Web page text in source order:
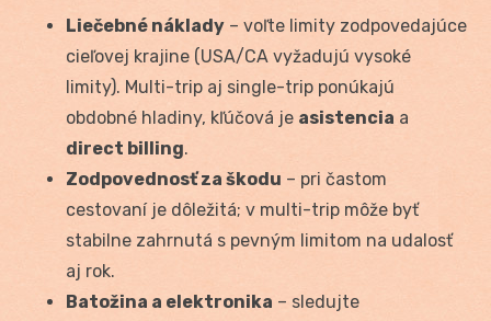
Liečebné náklady – voľte limity zodpovedajúce
cieľovej krajine (USA/CA vyžadujú vysoké
limity). Multi-trip aj single-trip ponúkajú
obdobné hladiny, kľúčová je asistencia a
direct billing.
Zodpovednosť za škodu – pri častom
cestovaní je dôležitá; v multi-trip môže byť
stabilne zahrnutá s pevným limitom na udalosť
aj rok.
Batožina a elektronika – sledujte